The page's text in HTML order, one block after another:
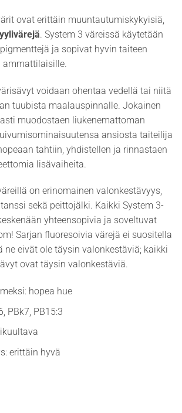
ovat erittäin muuntautumiskykyisiä,
. System 3 väreissä käytetään
ja sopivat hyvin taiteen
ammattilaisille.
voidaan ohentaa vedellä tai niitä
tuubista maalauspinnalle. Jokainen
muodostaen liukenemattoman
ansiosta taiteilija
tahtiin, yhdistellen ja rinnastaen
lisävaiheita.
on erinomainen valonkestävyys,
sekä peittojälki. Kaikki System 3-
yhteensopivia ja soveltuvat
Sarjan fluoresoivia värejä ei suositella
ne eivät ole täysin valonkestäviä; kaikki
ovat täysin valonkestäviä.
hopea hue
PBk7, PB15:3
erittäin hyvä